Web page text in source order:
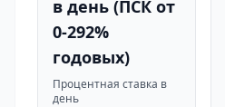
в день (ПСК от
0-292%
годовых)
Процентная ставка в
день